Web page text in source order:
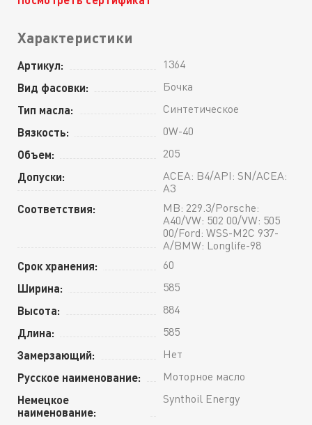
Характеристики
Артикул: 1364
Вид фасовки: Бочка
Тип масла: Синтетическое
Вязкость: 0W-40
Объем: 205
Допуски:
ACEA: B4/API: SN/ACEA:
A3
Соответствия:
MB: 229.3/Porsche:
A40/VW: 502 00/VW: 505
00/Ford: WSS-M2C 937-
A/BMW: Longlife-98
Срок хранения: 60
Ширина: 585
Высота: 884
Длина: 585
Замерзающий: Нет
Русское наименование: Моторное масло
Немецкое
наименование:
Synthoil Energy